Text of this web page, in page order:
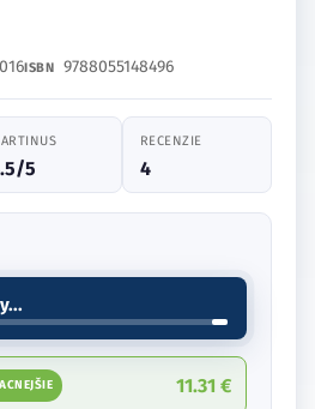
ISBN 9788055148496
5
RECENZIE
4
11.31 €